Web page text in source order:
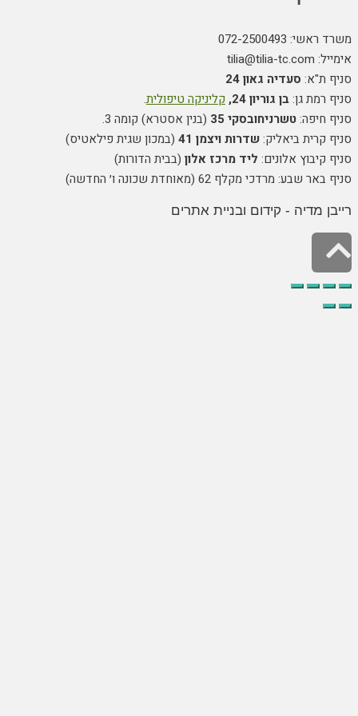
סעדיה גאון 24
גן:בן גוריון 24, קליניקה טיפולית.
טשרניחובסקי 35
(בנין אסטרא) קומה 3.
ביאליק:שדרות ויצמן 41
(במכון שגית פילאטיס)
אלונים:ליד מרכז אלון(בבית הדורות)
מקלף 62 (מאוחדת שכונה ו׳ החדשה)
- קידום ובניית אתרים